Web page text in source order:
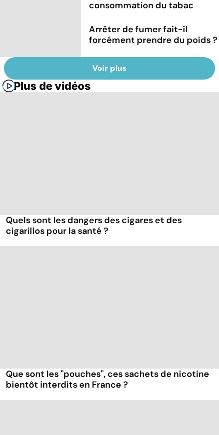
consommation du tabac
Arrêter de fumer fait-il
forcément prendre du poids ?
Voir plus
Plus de vidéos
Quels sont les dangers des cigares et des
cigarillos pour la santé ?
Que sont les "pouches", ces sachets de nicotine
bientôt interdits en France ?